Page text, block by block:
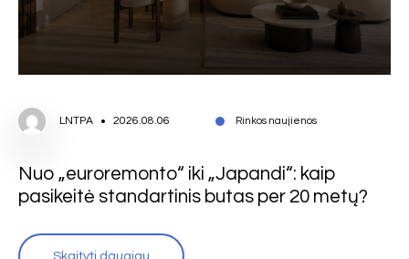
LNTPA 2026.08.06 Rinkos naujienos
Nuo „euroremonto“ iki „Japandi“: kaip
pasikeitė standartinis butas per 20 metų?
Skaityti daugiau